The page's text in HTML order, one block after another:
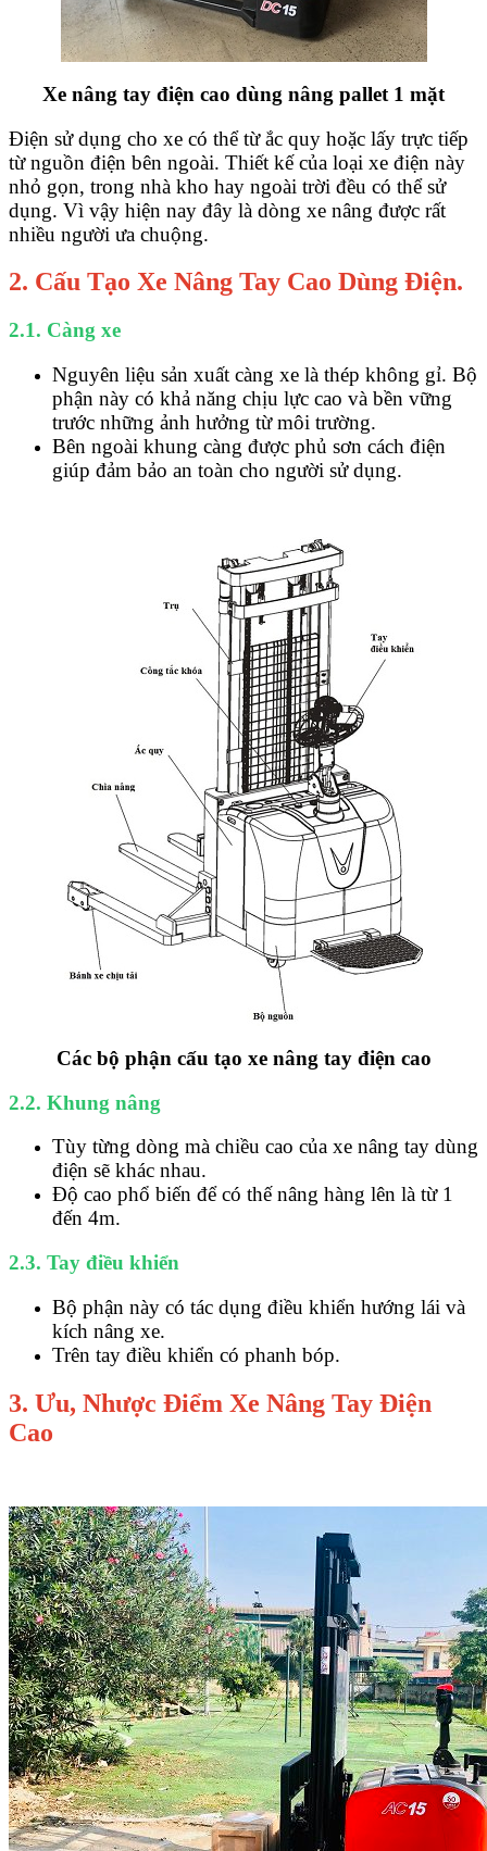
Xe nâng tay điện cao dùng nâng pallet 1 mặt
Điện sử dụng cho xe có thể từ ắc quy hoặc lấy trực tiếp
từ nguồn điện bên ngoài. Thiết kế của loại xe điện này
nhỏ gọn, trong nhà kho hay ngoài trời đều có thể sử
dụng. Vì vậy hiện nay đây là dòng xe nâng được rất
nhiều người ưa chuộng.
2. Cấu Tạo Xe Nâng Tay Cao Dùng Điện.
2.1. Càng xe
Nguyên liệu sản xuất càng xe là thép không gỉ. Bộ
phận này có khả năng chịu lực cao và bền vững
trước những ảnh hưởng từ môi trường.
Bên ngoài khung càng được phủ sơn cách điện
giúp đảm bảo an toàn cho người sử dụng.
Các bộ phận cấu tạo xe nâng tay điện cao
2.2. Khung nâng
Tùy từng dòng mà chiều cao của xe nâng tay dùng
điện sẽ khác nhau.
Độ cao phổ biến để có thế nâng hàng lên là từ 1
đến 4m.
2.3. Tay điều khiển
Bộ phận này có tác dụng điều khiển hướng lái và
kích nâng xe.
Trên tay điều khiển có phanh bóp.
3. Ưu, Nhược Điểm Xe Nâng Tay Điện
Cao